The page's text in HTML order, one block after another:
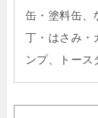
缶・塗料缶、
丁・はさみ・
ンプ、トース